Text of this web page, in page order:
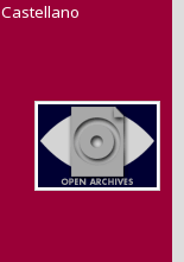
Castellano